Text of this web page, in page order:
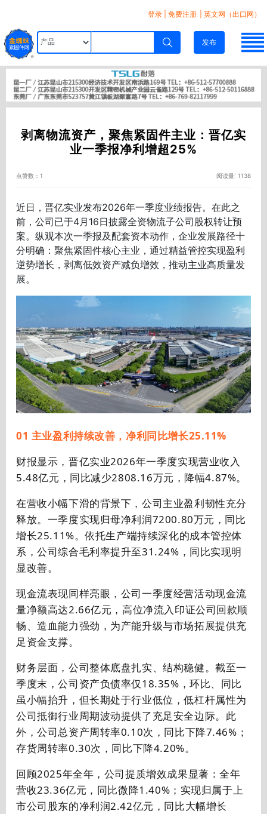
登录 免费注册 | 英文网（出口网）
发布
剥离物流资产，聚焦紧固件主业：晋亿实
业一季报净利增超25%
点赞数：1 阅读量: 1138
近日，晋亿实业发布2026年一季度业绩报告。在此之
前，公司已于4月16日披露全资物流子公司股权转让预
案。纵观本次一季报及配套资本动作，企业发展路径十
分明确：聚焦紧固件核心主业，通过精益管控实现盈利
逆势增长，剥离低效资产减负增效，推动主业高质量发
展。
01 主业盈利持续改善，净利同比增长25.11%
财报显示，晋亿实业2026年一季度实现营业收入
5.48亿元，同比减少2808.16万元，降幅4.87%。
在营收小幅下滑的背景下，公司主业盈利韧性充分
释放。一季度实现归母净利润7200.80万元，同比
增长25.11%。依托生产端持续深化的成本管控体
系，公司综合毛利率提升至31.24%，同比实现明
显改善。
现金流表现同样亮眼，公司一季度经营活动现金流
量净额高达2.66亿元，高位净流入印证公司回款顺
畅、造血能力强劲，为产能升级与市场拓展提供充
足资金支撑。
财务层面，公司整体底盘扎实、结构稳健。截至一
季度末，公司资产负债率仅18.35%，环比、同比
虽小幅抬升，但长期处于行业低位，低杠杆属性为
公司抵御行业周期波动提供了充足安全边际。此
外，公司总资产周转率0.10次，同比下降7.46%；
存货周转率0.30次，同比下降4.20%。
回顾2025年全年，公司提质增效成果显著：全年
营收23.36亿元，同比微降1.40% ；实现归属于上
市公司股东的净利润2.42亿元，同比大幅增长